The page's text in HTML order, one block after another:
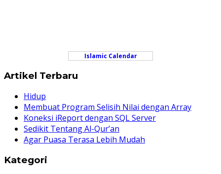
Islamic Calendar
Artikel Terbaru
Hidup
Membuat Program Selisih Nilai dengan Array
Koneksi iReport dengan SQL Server
Sedikit Tentang Al-Qur’an
Agar Puasa Terasa Lebih Mudah
Kategori